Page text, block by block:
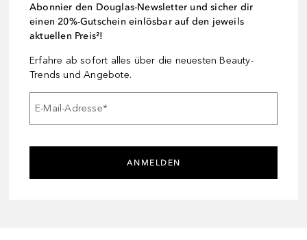
Abonnier den Douglas-Newsletter und sicher dir
einen 20%-Gutschein einlösbar auf den jeweils
aktuellen Preis²!
Erfahre ab sofort alles über die neuesten Beauty-
Trends und Angebote.
E-Mail-Adresse*
ANMELDEN